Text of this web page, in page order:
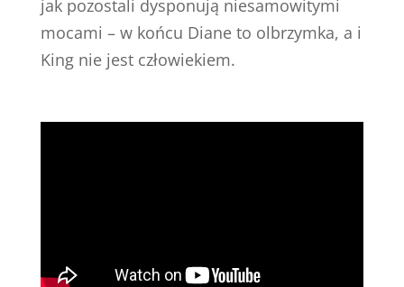
jak pozostali dysponują niesamowitymi
mocami – w końcu Diane to olbrzymka, a i
King nie jest człowiekiem.